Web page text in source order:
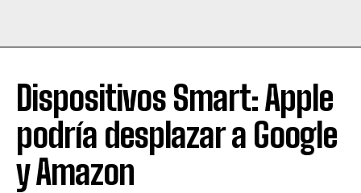
Dispositivos Smart: Apple
podría desplazar a Google
y Amazon